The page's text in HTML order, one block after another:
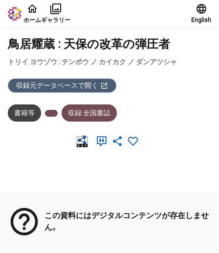
本文に飛ぶ
ホームギャラリー English
鳥居耀蔵 : 天保の改革の弾圧者
トリイ ヨウゾウ : テンポウ ノ カイカク ノ ダンアツシャ
収録元データベースで開く
書籍等 収録:全国書誌
この資料にはデジタルコンテンツが存在しませ
ん。